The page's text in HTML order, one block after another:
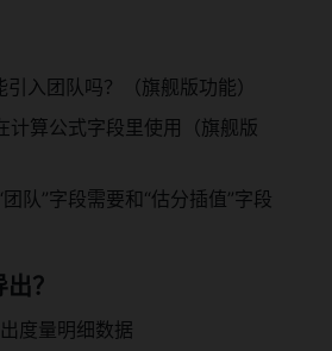
入团队吗？（旗舰版功能）
计算公式字段里使用（旗舰版
队”字段需要和“估分插值”字段
？
度量明细数据